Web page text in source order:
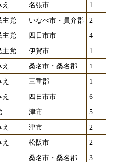
名張市
1
主党 いなべ市・員弁郡
2
主党 四日市市
4
主党 伊賀市
1
桑名市・桑名郡
1
三重郡
1
四日市市
6
津市 5
津市
2
松阪市
2
桑名市・桑名郡
3